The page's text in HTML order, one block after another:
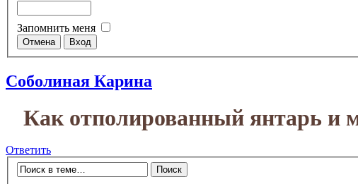
Запомнить меня
Соболиная Карина
Как отполированный янтарь и
Ответить